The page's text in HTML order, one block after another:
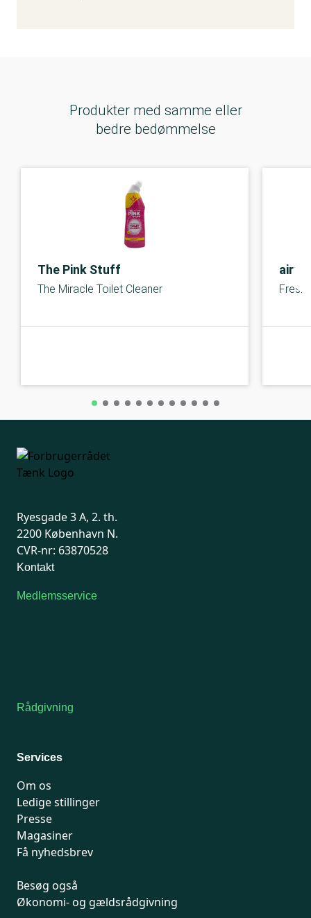
Produkter med samme eller
bedre bedømmelse
The Pink Stuff
The Miracle Toilet Cleaner Fresh
Ryesgade 3 A, 2. th.
2200 København N.
CVR-nr: 63870528
Kontakt
Medlemsservice
Rådgivning
Services
Om os
Ledige stillinger
Presse
Magasiner
Få nyhedsbrev
Besøg også
Økonomi- og gældsrådgivning